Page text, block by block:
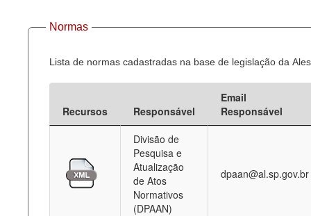
Normas
Lista de normas cadastradas na base de legislação da
Recursos Responsável
Email
Responsável
Divisão de
Pesquisa e
Atualização
de Atos
Normativos
(DPAAN)
dpaan@al.sp.gov.br